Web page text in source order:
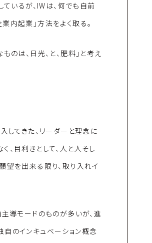
ているが、IWは、何でも自前
内起業」方法をよく取る。
のは、日光、と、肥料」と考え
してきた、リーダーと理念に
目利きとして、人と人そし
望を出来る限り、取り入れイ
導モードのものが多いが、進
のインキュベーション概念